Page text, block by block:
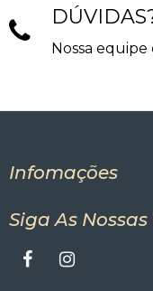
Nossa
Infomações
Siga As